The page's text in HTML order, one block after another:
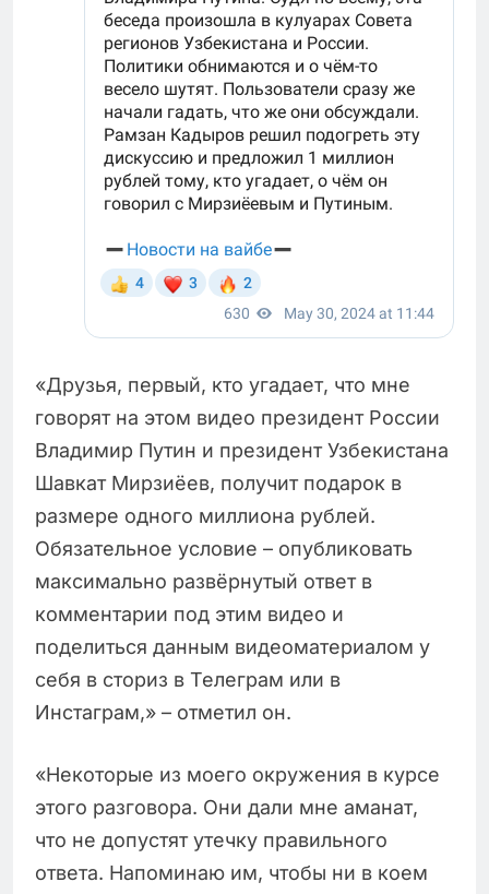
«Друзья, первый, кто угадает, что мне
говорят на этом видео президент России
Владимир Путин и президент Узбекистана
Шавкат Мирзиёев, получит подарок в
размере одного миллиона рублей.
Обязательное условие – опубликовать
максимально развёрнутый ответ в
комментарии под этим видео и
поделиться данным видеоматериалом у
себя в сториз в Телеграм или в
Инстаграм,» – отметил он.
«Некоторые из моего окружения в курсе
этого разговора. Они дали мне аманат,
что не допустят утечку правильного
ответа. Напоминаю им, чтобы ни в коем